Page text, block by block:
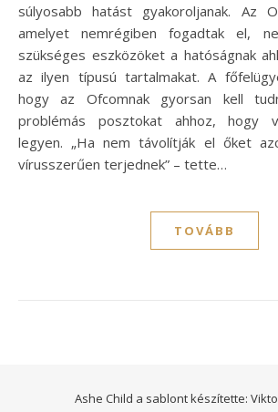
súlyosabb hatást gyakoroljanak. Az
amelyet nemrégiben fogadtak el,
szükséges eszközöket a hatóságnak
az ilyen típusú tartalmakat. A
hogy az Ofcomnak gyorsan kell
problémás posztokat ahhoz, hogy
legyen. „Ha nem távolítják el őket
vírusszerűen terjednek” – tette…
TOVÁBB
Ashe Child a sablont készítette: